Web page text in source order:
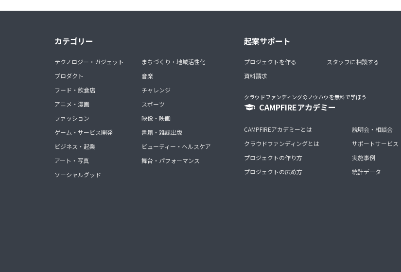
カテゴリー
テクノロジー・ガジェット
プロダクト
フード・飲食店
アニメ・漫画
ファッション
ゲーム・サービス開発
ビジネス・起業
アート・写真
ソーシャルグッド
まちづくり・地域活性化
音楽
チャレンジ
スポーツ
映像・映画
書籍・雑誌出版
ビューティー・ヘルスケア
舞台・パフォーマンス
起案サポート
プロジェクトを作る
資料請求
スタッフに相談する
クラウドファンディングのノウハウを無料で学ぼう
CAMPFIREアカデミー
CAMPFIREアカデミーとは
クラウドファンディングとは
プロジェクトの作り方
プロジェクトの広め方
説明会・相談会
サポートサービス
実施事例
統計データ